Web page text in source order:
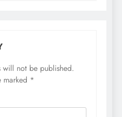
will not be published.
marked *